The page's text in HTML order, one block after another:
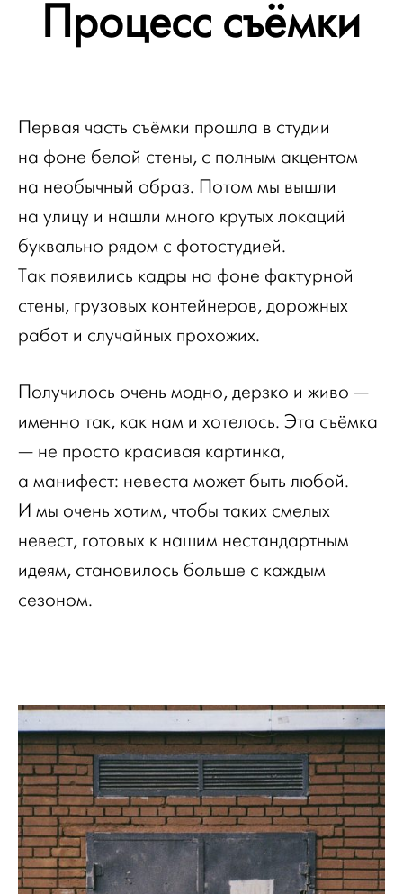
Процесс съёмки
Первая часть съёмки прошла в студии
на фоне белой стены, с полным акцентом
на необычный образ. Потом мы вышли
на улицу и нашли много крутых локаций
буквально рядом с фотостудией.
Так появились кадры на фоне фактурной
стены, грузовых контейнеров, дорожных
работ и случайных прохожих.
Получилось очень модно, дерзко и живо —
именно так, как нам и хотелось. Эта съёмка
— не просто красивая картинка,
а манифест: невеста может быть любой.
И мы очень хотим, чтобы таких смелых
невест, готовых к нашим нестандартным
идеям, становилось больше с каждым
сезоном.